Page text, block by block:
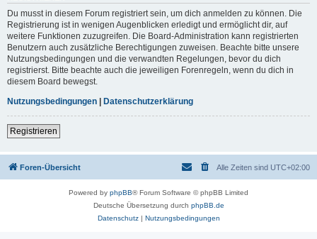
Du musst in diesem Forum registriert sein, um dich anmelden zu können. Die
Registrierung ist in wenigen Augenblicken erledigt und ermöglicht dir, auf
weitere Funktionen zuzugreifen. Die Board-Administration kann registrierten
Benutzern auch zusätzliche Berechtigungen zuweisen. Beachte bitte unsere
Nutzungsbedingungen und die verwandten Regelungen, bevor du dich
registrierst. Bitte beachte auch die jeweiligen Forenregeln, wenn du dich in
diesem Board bewegst.
Nutzungsbedingungen | Datenschutzerklärung
Registrieren
Foren-Übersicht Alle Zeiten sind UTC+02:00
Powered by phpBB® Forum Software © phpBB Limited
Deutsche Übersetzung durch phpBB.de
Datenschutz| Nutzungsbedingungen